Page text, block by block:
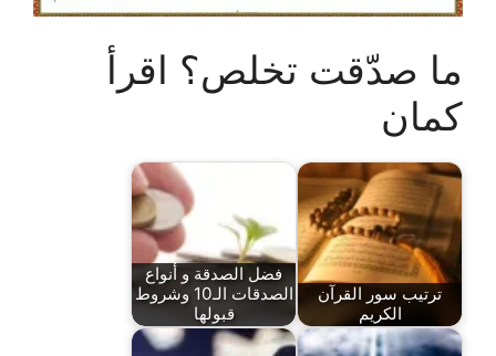
ما صدّقت تخلص؟ اقرأ
كمان
ترتيب سور القرآن
الكريم
فضل الصدقة و أنواع
الصدقات الـ10 وشروط
قبولها